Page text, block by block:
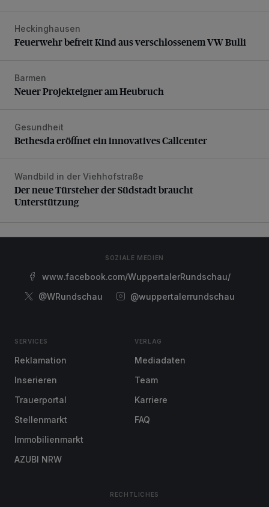
Feuerwehr befreit Kind aus verschlossenem VW Bulli
Heckinghausen
Feuerwehr befreit Kind aus verschlossenem VW Bulli
Neuer Projekteigner am Heubruch
Barmen
Neuer Projekteigner am Heubruch
Bethesda eröffnet ein innovatives Callcenter
Gesundheit
Bethesda eröffnet ein innovatives Callcenter
Der neue Türsteher der Südstadt braucht Unterstützung
Wandbild in der Viehhofstraße
Der neue Türsteher der Südstadt braucht
Unterstützung
SOZIALE MEDIEN
www.facebook.com/WuppertalerRundschau/
@WRundschau
@wuppertalerrundschau
SERVICES
Reklamation
Inserieren
Trauerportal
Stellenmarkt
Immobilienmarkt
AZUBI NRW
VERLAG
Mediadaten
Team
Karriere
FAQ
RECHTLICHES